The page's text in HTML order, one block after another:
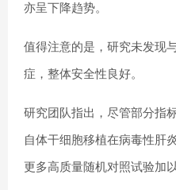
亦呈下降趋势。
值得注意的是，研究未发现
症，整体安全性良好。
研究团队指出，尽管部分指
自体干细胞移植在病毒性肝
更多高质量随机对照试验加以